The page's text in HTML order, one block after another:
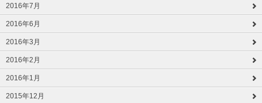
2016年7月
2016年6月
2016年3月
2016年2月
2016年1月
2015年12月